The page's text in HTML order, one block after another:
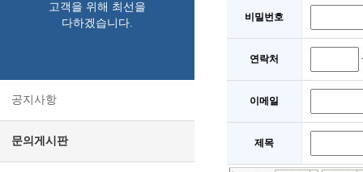
고객을 위해 최선을
다하겠습니다.
공지사항
문의게시판
비밀번호
연락처
이메일
제목